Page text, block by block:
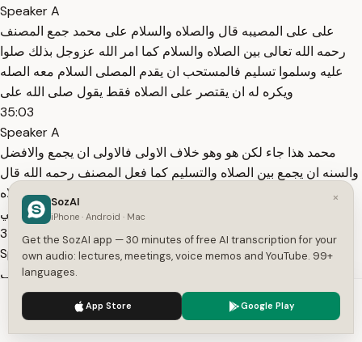
Speaker A
على على المصيبه قال والصلاه والسلام على محمد جمع المصنف
رحمه الله تعالى بين الصلاه والسلام كما امر الله عزوجل بذلك صلوا
عليه وسلموا تسليم فالمستحب ان يقدم المصلى السلام معه الصله
ويكره له ان يقتصر على الصلاه فقط يقول صلى الله على
35:03
Speaker A
محمد هذا جاء لكن هو وهو خلاف الاولى فالاولى ان يجمع والافضل
والسنه ان يجمع بين الصلاه والتسليم كما فعل المصنف رحمه الله قال
والصلاه والسلام على محمد صلى الله عليه وسلم قال والصلاه
والسلام على محمد واله وقال النبي صلى عندنا هم بنو هاشم وبني
35:30
Speaker A
المطلب قال وصحبه هم اتباعه على دينه وقال بعض اصحابنا الصحف
جمع صاحب وهو من اجتمع مؤمنا بالنبي ومات على ذلك هو بالجمله
صحه قال واله وصحبه الفائزين من الله بالقبول فاذن يعني الحائزين
الظافرين من الله عز وجل بالقبول
We use cookies to enhance your experience.
×
SozAI
iPhone · Android · Mac
Get the SozAI app — 30 minutes of free AI transcription for your
own audio: lectures, meetings, voice memos and YouTube. 99+
languages.
App Store Google Play